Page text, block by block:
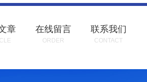
章 在线留言
ORDER
联系我们
CONTACT